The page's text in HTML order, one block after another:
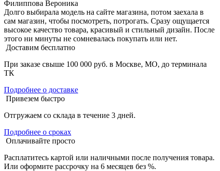
Филиппова Вероника
Долго выбирала модель на сайте магазина, потом заехала в
сам магазин, чтобы посмотреть, потрогать. Сразу ощущается
высокое качество товара, красивый и стильный дизайн. После
этого ни минуты не сомневалась покупать или нет.
Доставим бесплатно
При заказе свыше 100 000 руб. в Москве, МО, до терминала
ТК
Подробнее о доставке
Привезем быстро
Отгружаем со склада в течение 3 дней.
Подробнее о сроках
Оплачивайте просто
Расплатитесь картой или наличными после получения товара.
Или оформите рассрочку на 6 месяцев без %.